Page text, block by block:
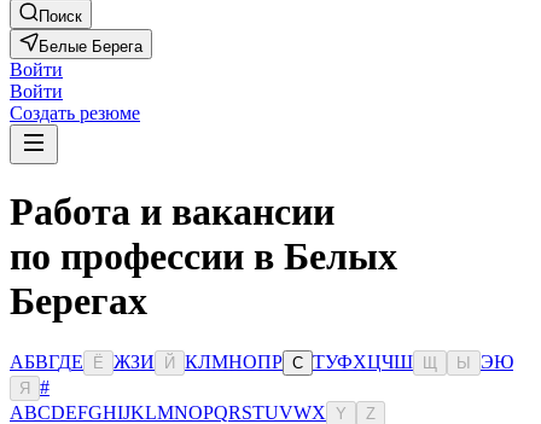
Поиск
Белые Берега
Войти
Войти
Создать резюме
Работа и вакансии
по профессии в Белых
Берегах
АБВГДЕ Ё ЖЗИ Й КЛМНОПР С ТУФХЦЧШ Ы ЭЮ
Я
#
ABCDEFGHIJKLMNOPQRSTUVWX Y Z